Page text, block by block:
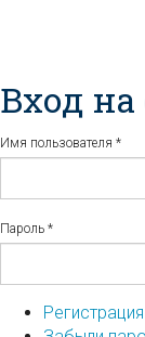
Вход на
Имя пользователя *
Пароль *
Регистрация